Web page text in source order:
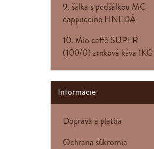
9. šálka s podšálkou MC
cappuccino HNEDÁ
10. Mio caffé SUPER
(100/0) zrnková káva 1KG
Informácie
Doprava a platba
Ochrana súkromia